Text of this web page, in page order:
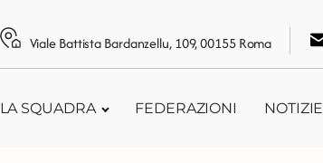
Viale Battista Bardanzellu, 109, 00155 Roma
LA SQUADRA FEDERAZIONI NOTIZIE